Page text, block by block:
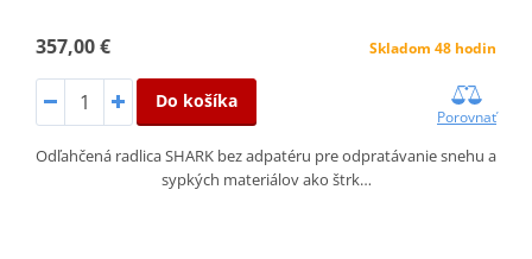
357,00 € Skladom 48 hodin
Do košíka
Porovnať
Odľahčená radlica SHARK bez adpatéru pre odpratávanie snehu a
sypkých materiálov ako štrk…